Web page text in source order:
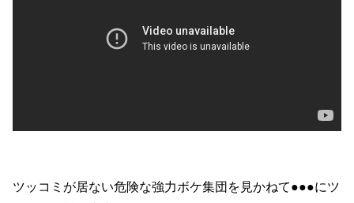
ツッコミが居ない危険な強力ボケ集団を見かねて●●●にツ